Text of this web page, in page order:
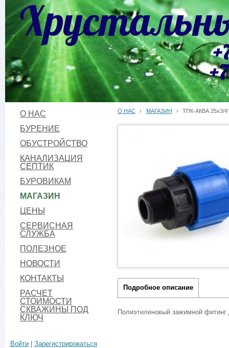
О НАС
БУРЕНИЕ
ОБУСТРОЙСТВО
КАНАЛИЗАЦИЯ
СЕПТИК
БУРОВИКАМ
МАГАЗИН
ЦЕНЫ
СЕРВИСНАЯ
СЛУЖБА
ПОЛЕЗНОЕ
НОВОСТИ
КОНТАКТЫ
РАСЧЕТ
СТОИМОСТИ
СКВАЖИНЫ ПОД
КЛЮЧ
Войти Зарегистрироваться
О НАС › МАГАЗИН › ТПК-АКВА 25х3/
Подробное описание
Полиэтиленовый зажимной